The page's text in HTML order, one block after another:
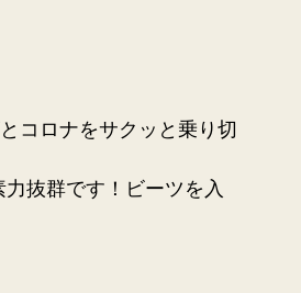
コロナをサクッと乗り切
抜群です！ビーツを入